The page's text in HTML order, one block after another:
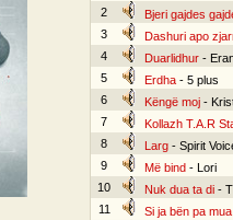
2
Bjeri gajdes
3
Dashuri apo
4
Duarlidhur-
5
Erdha- 5 plus
6
Këngë moj-
7
Kollazh T.A.R
8
Larg- Spirit
9
Më bind- Lori
10
Nuk dua ta di-
11
Si ja bën pa mua